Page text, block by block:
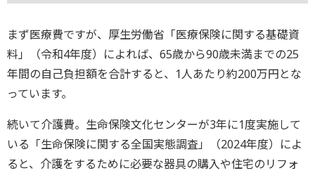
まず医療費ですが、厚生労働省「医療保険に関する基礎資
料」（令和4年度）によれば、65歳から90歳未満までの25
年間の自己負担額を合計すると、1人あたり約200万円とな
っています。
続いて介護費。生命保険文化センターが3年に1度実施して
いる「生命保険に関する全国実態調査」（2024年度）によ
ると、介護をするために必要な器具の購入や住宅のリフォ